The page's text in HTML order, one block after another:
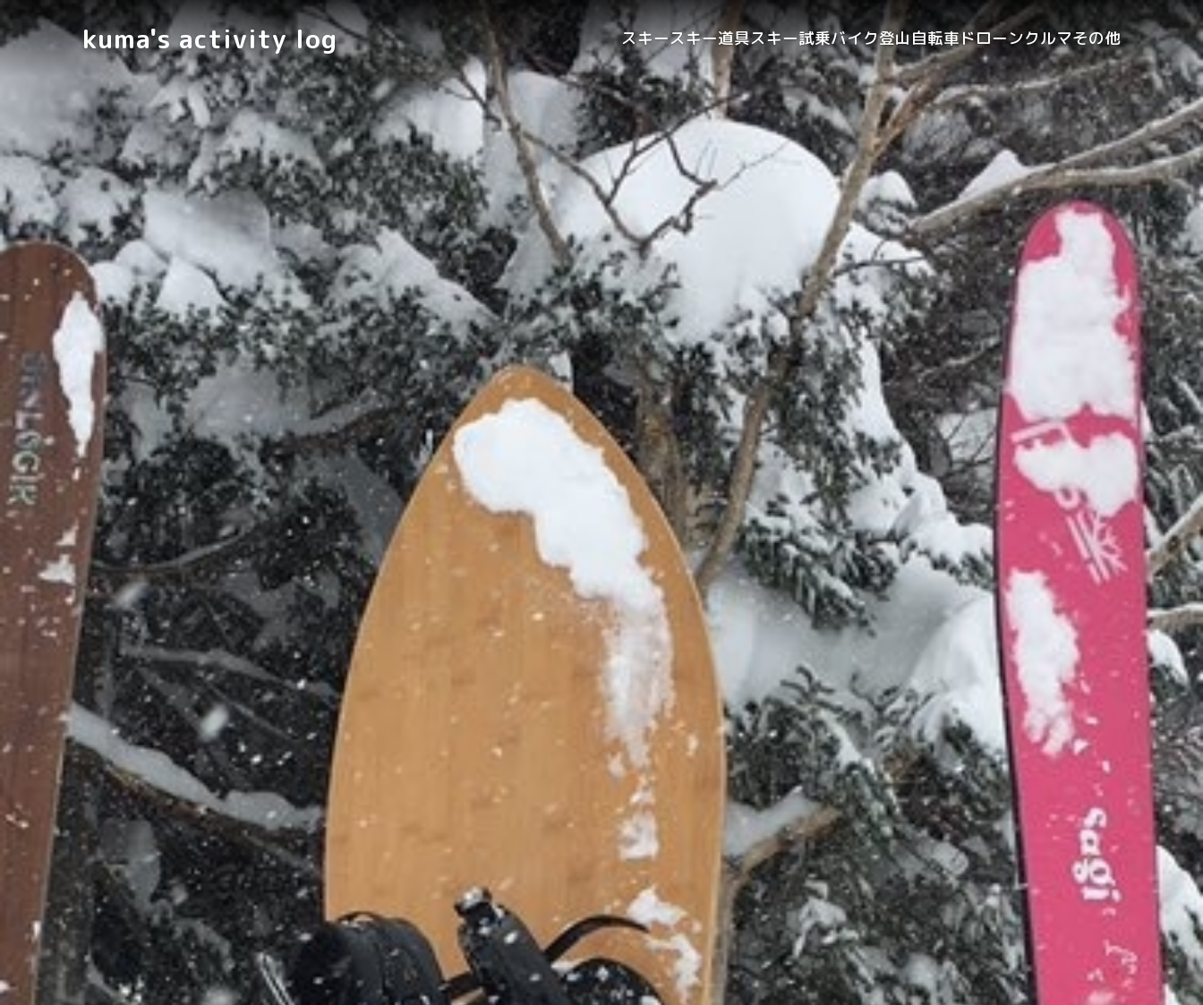
kuma's activity log スキースキー道具スキー試乗バイク登山自転車ドローンクルマその他